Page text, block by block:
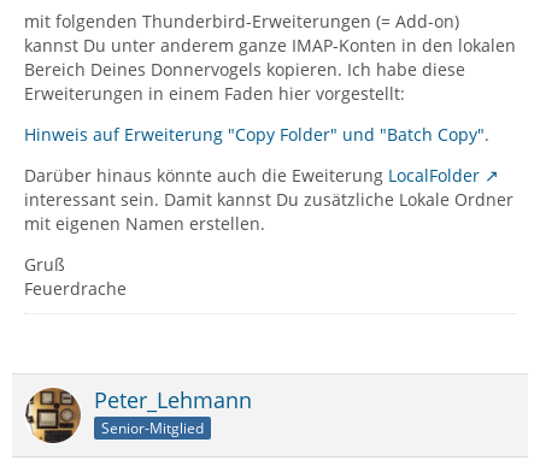
mit folgenden Thunderbird-Erweiterungen (= Add-on)
kannst Du unter anderem ganze IMAP-Konten in den lokalen
Bereich Deines Donnervogels kopieren. Ich habe diese
Erweiterungen in einem Faden hier vorgestellt:
Hinweis auf Erweiterung "Copy Folder" und "Batch Copy".
Darüber hinaus könnte auch die Eweiterung LocalFolder
interessant sein. Damit kannst Du zusätzliche Lokale Ordner
mit eigenen Namen erstellen.
Gruß
Feuerdrache
Peter_Lehmann
Senior-Mitglied